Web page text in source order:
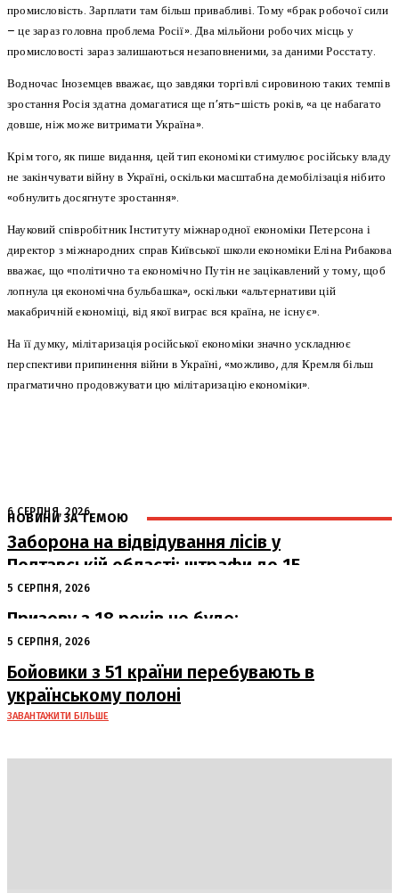
промисловість. Зарплати там більш привабливі. Тому «брак робочої сили
– це зараз головна проблема Росії». Два мільйони робочих місць у
промисловості зараз залишаються незаповненими, за даними Росстату.
Водночас Іноземцев вважає, що завдяки торгівлі сировиною таких темпів
зростання Росія здатна домагатися ще п’ять-шість років, «а це набагато
довше, ніж може витримати Україна».
Крім того, як пише видання, цей тип економіки стимулює російську владу
не закінчувати війну в Україні, оскільки масштабна демобілізація нібито
«обнулить досягнуте зростання».
Науковий співробітник Інституту міжнародної економіки Петерсона і
директор з міжнародних справ Київської школи економіки Еліна Рибакова
вважає, що «політично та економічно Путін не зацікавлений у тому, щоб
лопнула ця економічна бульбашка», оскільки «альтернативи цій
макабричній економіці, від якої виграє вся країна, не існує».
На її думку, мілітаризація російської економіки значно ускладнює
перспективи припинення війни в Україні, «можливо, для Кремля більш
прагматично продовжувати цю мілітаризацію економіки».
НОВИНИ ЗА ТЕМОЮ
6 СЕРПНЯ, 2026
Заборона на відвідування лісів у
Полтавській області: штрафи до 15
тисяч гривень
5 СЕРПНЯ, 2026
Призову з 18 років не буде:
офіційна позиція Офісу Президента
5 СЕРПНЯ, 2026
Бойовики з 51 країни перебувають в
українському полоні
ЗАВАНТАЖИТИ БІЛЬШЕ